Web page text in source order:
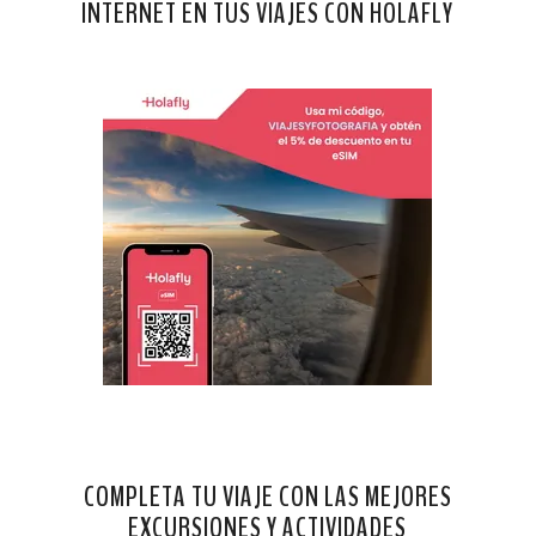
INTERNET EN TUS VIAJES CON HOLAFLY
COMPLETA TU VIAJE CON LAS MEJORES
EXCURSIONES Y ACTIVIDADES